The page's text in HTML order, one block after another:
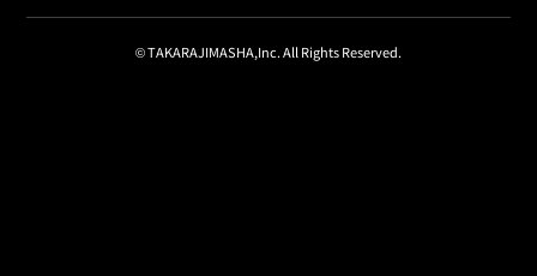
© TAKARAJIMASHA,Inc. All Rights Reserved.